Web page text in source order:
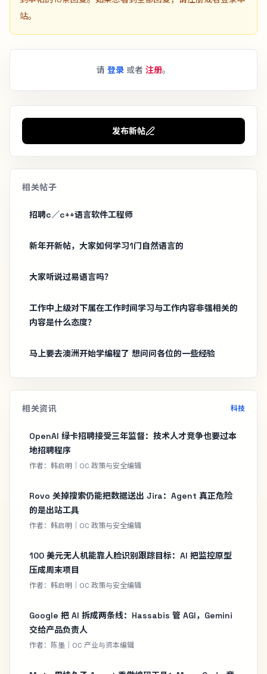
站。
请 登录 或者 注册。
发布新帖
相关帖子
招聘c／c++语言软件工程师
新年开新帖，大家如何学习1门自然语言的
大家听说过易语言吗？
工作中上级对下属在工作时间学习与工作内容非强相关的
内容是什么态度？
马上要去澳洲开始学编程了 想问问各位的一些经验
相关资讯 科技
OpenAI 绿卡招聘接受三年监督：技术人才竞争也要过本
地招聘程序
作者：韩启明｜OC 政策与安全编辑
Rovo 关掉搜索仍能把数据送出 Jira：Agent 真正危险
的是出站工具
作者：韩启明｜OC 政策与安全编辑
100 美元无人机能靠人脸识别跟踪目标：AI 把监控原型
压成周末项目
作者：韩启明｜OC 政策与安全编辑
Google 把 AI 拆成两条线：Hassabis 管 AGI，Gemini
交给产品负责人
作者：陈墨｜OC 产业与资本编辑